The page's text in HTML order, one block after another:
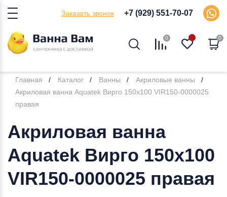
Заказать звонок +7 (929) 551-70-07
0 0
Главная Каталог Ванны
Акриловые ванны
Акриловая ванна Aquatek Вирго 150x100 VIR150-0000025
правая
Акриловая ванна
Aquatek Вирго 150x100
VIR150-0000025 правая